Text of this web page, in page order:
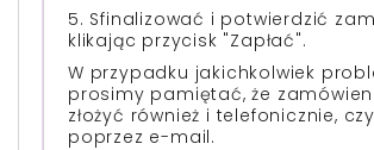
5. Sfinalizować i potwierdzić
klikając przycisk "Zapłać".
W przypadku jakichkolwiek
prosimy pamiętać, że
złożyć również i telefonicznie,
poprzez e-mail.